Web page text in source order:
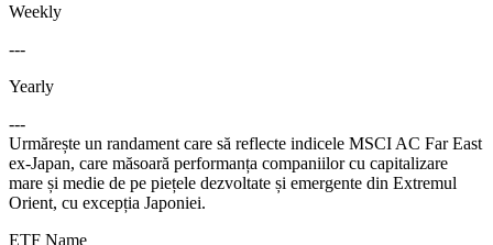
Weekly
---
Yearly
---
Urmărește un randament care să reflecte indicele MSCI AC Far East
ex-Japan, care măsoară performanța companiilor cu capitalizare
mare și medie de pe piețele dezvoltate și emergente din Extremul
Orient, cu excepția Japoniei.
ETF Name